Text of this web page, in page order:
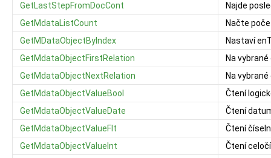
GetLastStepFromDocCont
Najde
GetMdataListCount
Načte
GetMDataObjectByIndex
Nastaví
GetMdataObjectFirstRelation
Na
GetMdataObjectNextRelation
Na
GetMdataObjectValueBool
Čtení
GetMdataObjectValueDate
Čtení
GetMdataObjectValueFlt
Čtení
GetMdataObjectValueInt
Čtení